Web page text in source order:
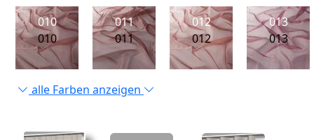
010
010
011
011
012
012
013
013
alle Farben anzeigen